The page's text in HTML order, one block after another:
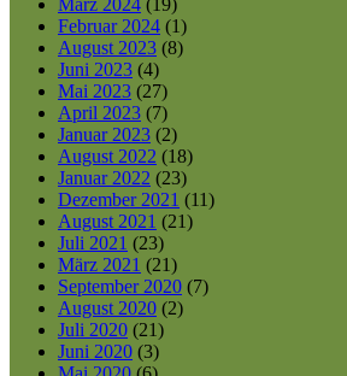
März 2024 (19)
Februar 2024 (1)
August 2023 (8)
Juni 2023 (4)
Mai 2023 (27)
April 2023 (7)
Januar 2023 (2)
August 2022 (18)
Januar 2022 (23)
Dezember 2021 (11)
August 2021 (21)
Juli 2021 (23)
März 2021 (21)
September 2020 (7)
August 2020 (2)
Juli 2020 (21)
Juni 2020 (3)